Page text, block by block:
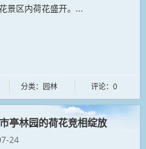
景区内荷花盛开。...
分类：园林 评论：0
亭林园的荷花竞相绽放
24